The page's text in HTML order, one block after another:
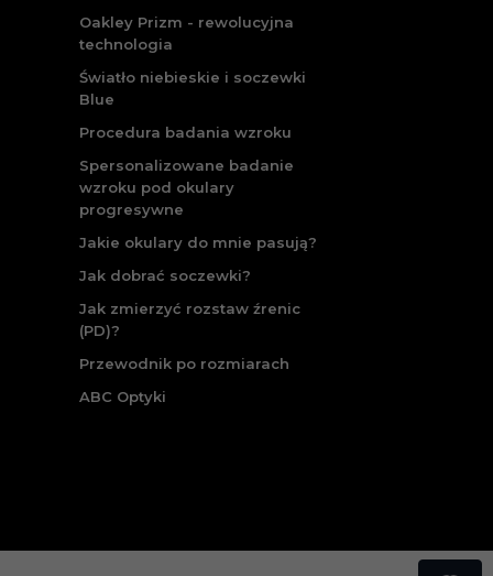
Oakley Prizm - rewolucyjna
technologia
Światło niebieskie i soczewki
Blue
Procedura badania wzroku
Spersonalizowane badanie
wzroku pod okulary
progresywne
Jakie okulary do mnie pasują?
Jak dobrać soczewki?
Jak zmierzyć rozstaw źrenic
(PD)?
Przewodnik po rozmiarach
ABC Optyki